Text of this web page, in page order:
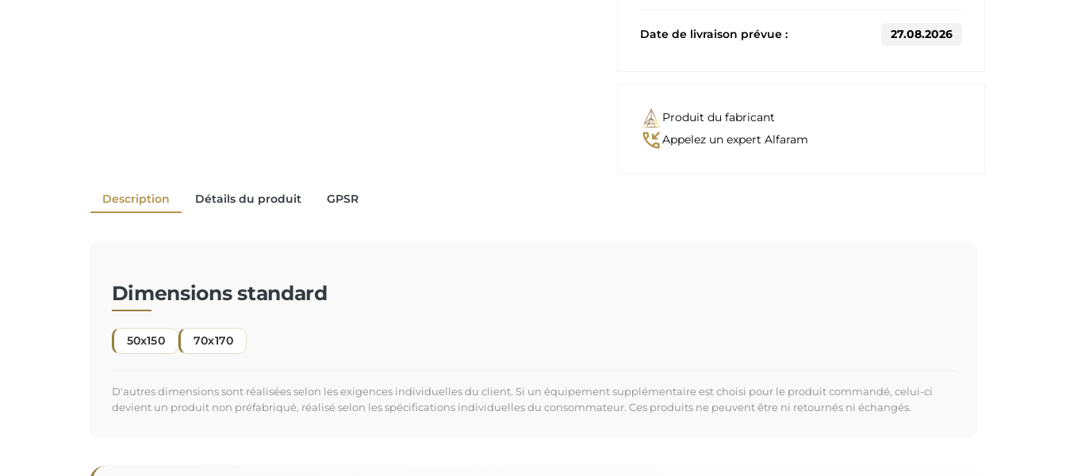
Date de livraison prévue : 27.08.2026
Produit du fabricant
phone_callbackAppelez un expert Alfaram
Description Détails du produit GPSR
Dimensions standard
50x150 70x170
D'autres dimensions sont réalisées selon les exigences individuelles du client. Si un équipement supplémentaire est choisi pour le produit commandé, celui-ci
devient un produit non préfabriqué, réalisé selon les spécifications individuelles du consommateur. Ces produits ne peuvent être ni retournés ni échangés.